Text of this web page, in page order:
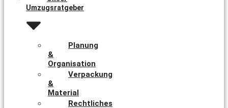
Umzugsratgeber
Planung
&
Organisation
Verpackung
&
Material
Rechtliches